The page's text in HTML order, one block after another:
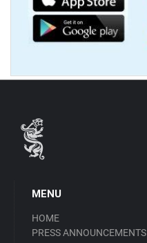
MENU
HOME
PRESS ANNOUNCEMENTS